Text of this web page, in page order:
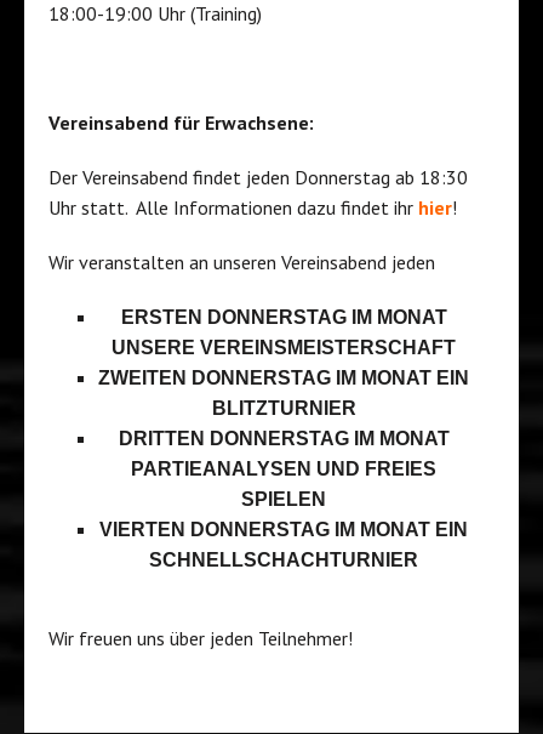
18:00-19:00 Uhr (Training)
Vereinsabend für Erwachsene:
Der Vereinsabend findet jeden Donnerstag ab 18:30
Uhr statt. Alle Informationen dazu findet ihr hier!
Wir veranstalten an unseren Vereinsabend jeden
ERSTEN DONNERSTAG IM MONAT
UNSERE VEREINSMEISTERSCHAFT
ZWEITEN DONNERSTAG IM MONAT EIN
BLITZTURNIER
DRITTEN DONNERSTAG IM MONAT
PARTIEANALYSEN UND FREIES
SPIELEN
VIERTEN DONNERSTAG IM MONAT EIN
SCHNELLSCHACHTURNIER
Wir freuen uns über jeden Teilnehmer!